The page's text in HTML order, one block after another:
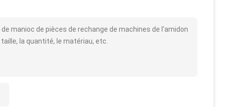
manioc de pièces de rechange de machines de l'amidon
la quantité, le matériau, etc.